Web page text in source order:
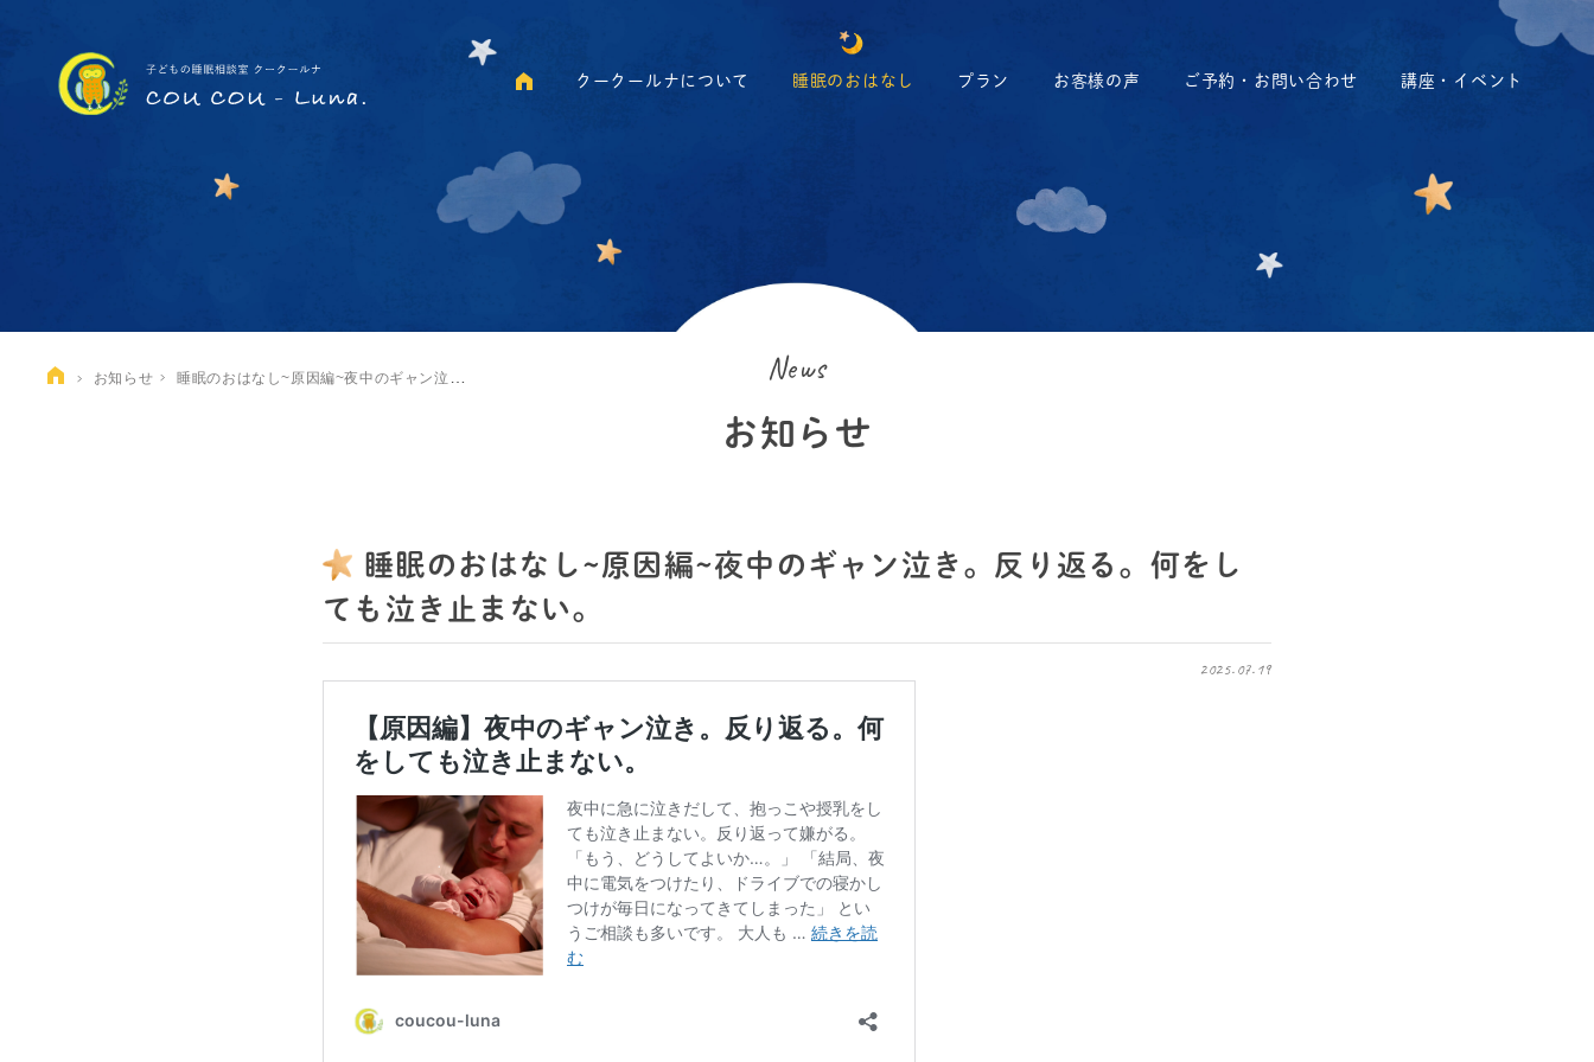
クークールナについて 睡眠のおはなし プラン お客様の声 ご予約・お問い合わせ 講座・イベント
News
お知らせ
お知らせ
睡眠のおはなし~原因編~夜中のギャン泣き。反り返る。何をし
ても泣き止まない。
2025.07.19